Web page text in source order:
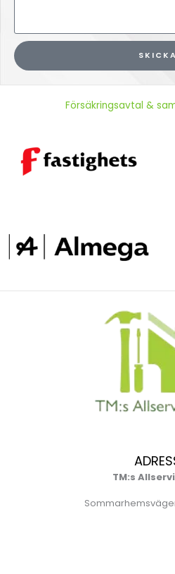
SKICKA
Försäkringsavtal &
TM:s